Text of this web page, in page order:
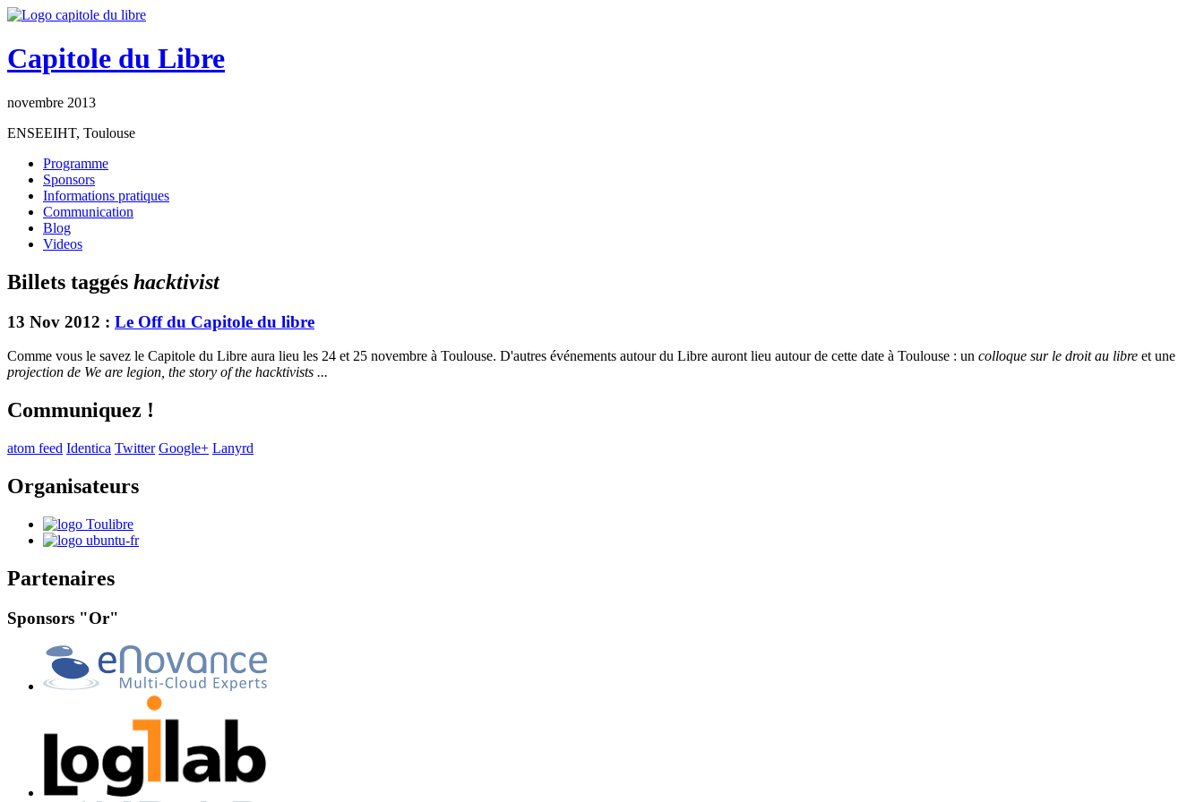
Capitole du Libre
novembre 2013
ENSEEIHT, Toulouse
Programme
Sponsors
Informations pratiques
Communication
Blog
Videos
Billets taggés hacktivist
13 Nov 2012 : Le Off du Capitole du libre
Comme vous le savez le Capitole du Libre aura lieu les 24 et 25 novembre à Toulouse. D'autres événements autour du Libre auront lieu autour de cette date à Toulouse : un colloque sur le droit au libre et une
projection de We are legion, the story of the hacktivists ...
Communiquez !
atom feed Identica Twitter Google+ Lanyrd
Organisateurs
Partenaires
Sponsors "Or"